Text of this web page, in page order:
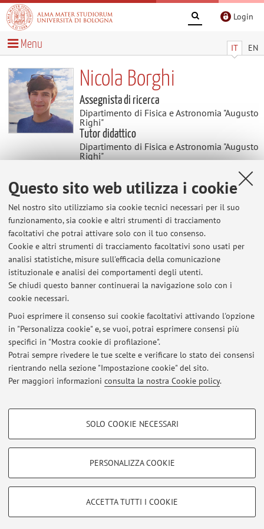
Questo sito web utilizza i cookie
Nel nostro sito utilizziamo sia cookie tecnici necessari per il suo
funzionamento, sia cookie e altri strumenti di tracciamento
facoltativi che potrai attivare solo con il tuo consenso.
Cookie e altri strumenti di tracciamento facoltativi sono usati per
analisi statistiche, misure sull'efficacia della comunicazione
istituzionale e analisi dei comportamenti degli utenti.
Se chiudi questo banner continuerai la navigazione solo con i
cookie necessari.
Puoi esprimere il consenso sui cookie facoltativi attivando l'opzione
in "Personalizza cookie" e, se vuoi, potrai esprimere consensi più
specifici in "Mostra cookie di profilazione".
Potrai sempre rivedere le tue scelte e verificare lo stato dei consensi
rientrando nella sezione "Impostazione cookie" del sito.
Per maggiori informazioni consulta la nostra Cookie policy.
COOKIE DI PROFILAZIONE - FACOLTATIVI
COOKIE TECNICI - NECESSARI
Si tratta di cookie tecnici utilizzati, a titolo esemplificativo, per il corretto
SOLO COOKIE NECESSARI
PERSONALIZZA COOKIE
ACCETTA TUTTI I COOKIE
Login
IT EN
Menu
Nicola Borghi
Assegnista di ricerca
Dipartimento di Fisica e Astronomia "Augusto
Righi"
Tutor didattico
Dipartimento di Fisica e Astronomia "Augusto
Righi"
Didattica
Attività
Anno Accademico
Non sono presenti attività didattiche per l'A.A. 2026-2027
Ultimi avvisi
Al momento non sono presenti avvisi.
Area riservata
Accedi tramiteloginper gestire tutti i contenuti del sito.
Zamboni, 33 - 40126 Bologna - Partita IVA: 01131710376